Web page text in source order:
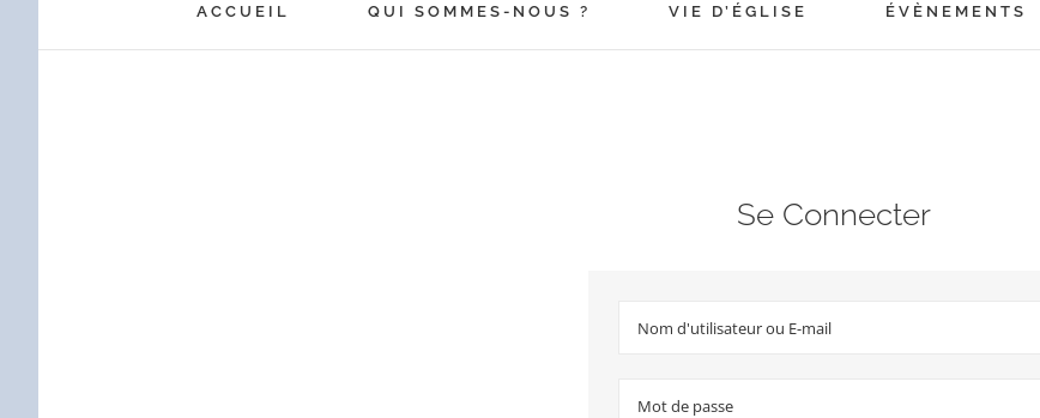
ACCUEIL QUI SOMMES-NOUS ? VIE D’ÉGLISE ÉVÈNEMENTS
Se Connecter